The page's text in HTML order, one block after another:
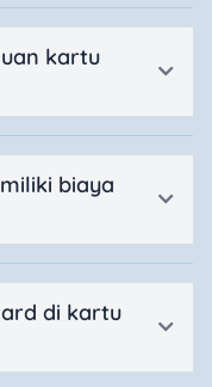
kartu
biaya
di kartu